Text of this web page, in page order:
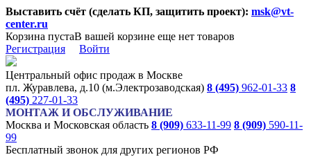
Выставить счёт (сделать КП, защитить проект): msk@vt-
center.ru
Корзина пустаВ вашей корзине еще нет товаров
Регистрация
Войти
Центральный офис продаж в Москве
пл. Журавлева, д.10 (м.Электрозаводская) 8 (495) 962-01-33 8
(495) 227-01-33
МОНТАЖ И ОБСЛУЖИВАНИЕ
Москва и Московская область 8 (909) 633-11-99 8 (909) 590-11-
99
Бесплатный звонок для других регионов РФ